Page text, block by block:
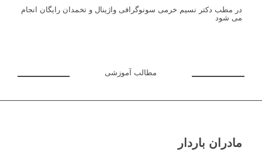
در مطب دکتر نسیم خرمی سونوگرافی واژینال و تخمدان رایگان انجام
می شود
مطالب آموزشی
مادران باردار